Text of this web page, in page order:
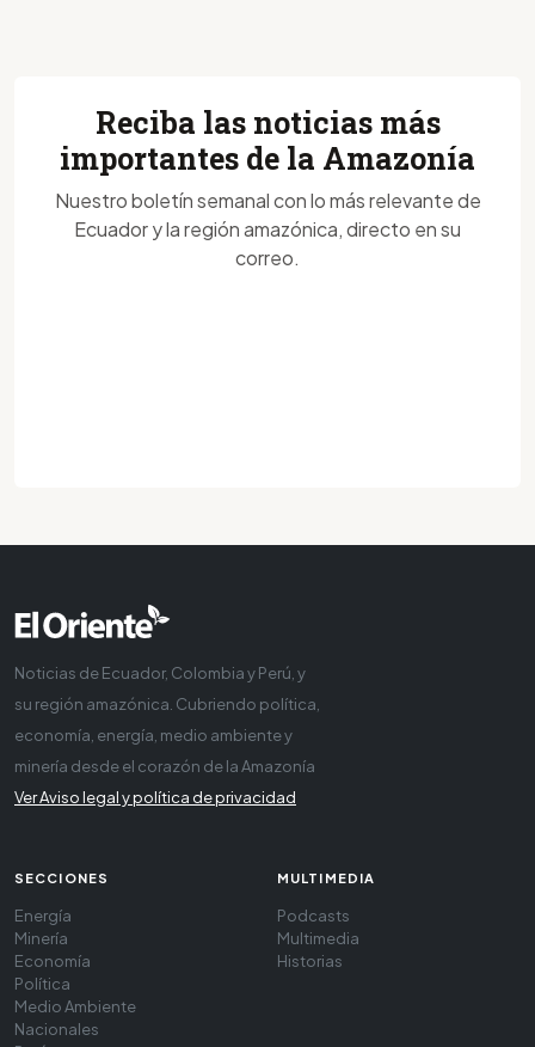
Reciba las noticias más
importantes de la Amazonía
Nuestro boletín semanal con lo más relevante de
Ecuador y la región amazónica, directo en su
correo.
Noticias de Ecuador, Colombia y Perú, y
su región amazónica. Cubriendo política,
economía, energía, medio ambiente y
minería desde el corazón de la Amazonía
Ver Aviso legal y política de privacidad
SECCIONES
Energía
Minería
Economía
Política
Medio Ambiente
Nacionales
MULTIMEDIA
Podcasts
Multimedia
Historias